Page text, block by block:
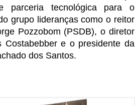
parceria tecnológica para o
grupo lideranças como o reitor
Pozzobom (PSDB), o diretor
e o presidente da
dos Santos.